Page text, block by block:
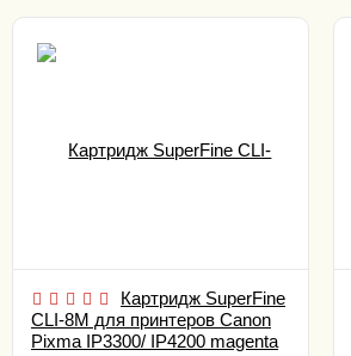
Картридж SuperFine
CLI-8M для принтеров Canon
Pixma IP3300/ IP4200 magenta